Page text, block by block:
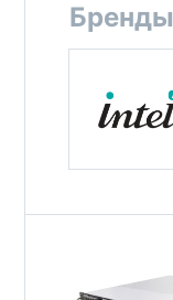
Бренды